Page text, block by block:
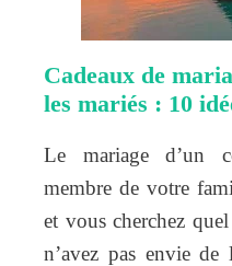
Cadeaux de
les mariés : 10
Le mariage d’un
membre de votre
et vous cherchez
n’avez pas envie de